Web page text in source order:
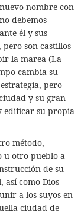
nombre con
debemos
él y sus
pero son castillos
la marea (La
cambia su
pero
y su gran
edificar su propia
método,
u otro pueblo a
de su
como Dios
a los suyos en
ciudad de